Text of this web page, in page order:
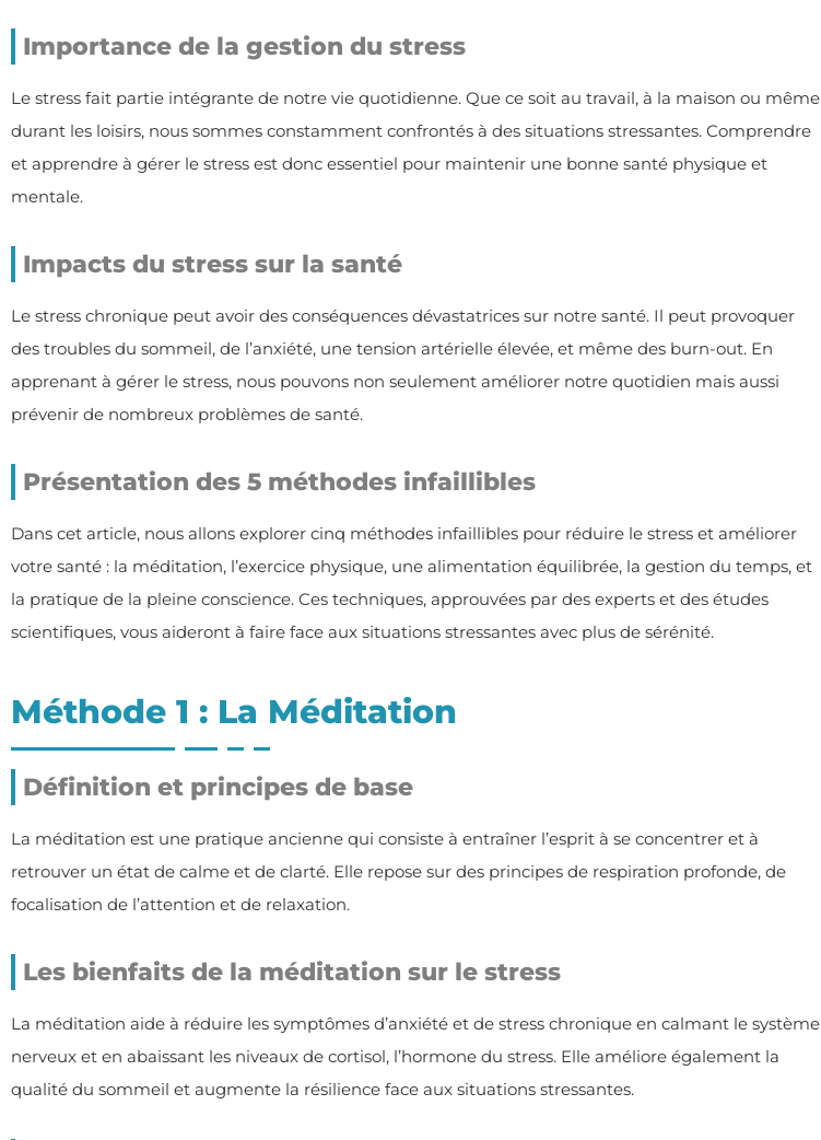
Importance de la gestion du stress
Le stress fait partie intégrante de notre vie quotidienne. Que ce soit au travail, à la maison ou même
durant les loisirs, nous sommes constamment confrontés à des situations stressantes. Comprendre
et apprendre à gérer le stress est donc essentiel pour maintenir une bonne santé physique et
mentale.
Impacts du stress sur la santé
Le stress chronique peut avoir des conséquences dévastatrices sur notre santé. Il peut provoquer
des troubles du sommeil, de l’anxiété, une tension artérielle élevée, et même des burn-out. En
apprenant à gérer le stress, nous pouvons non seulement améliorer notre quotidien mais aussi
prévenir de nombreux problèmes de santé.
Présentation des 5 méthodes infaillibles
Dans cet article, nous allons explorer cinq méthodes infaillibles pour réduire le stress et améliorer
votre santé : la méditation, l’exercice physique, une alimentation équilibrée, la gestion du temps, et
la pratique de la pleine conscience. Ces techniques, approuvées par des experts et des études
scientifiques, vous aideront à faire face aux situations stressantes avec plus de sérénité.
Méthode 1 : La Méditation
Définition et principes de base
La méditation est une pratique ancienne qui consiste à entraîner l’esprit à se concentrer et à
retrouver un état de calme et de clarté. Elle repose sur des principes de respiration profonde, de
focalisation de l’attention et de relaxation.
Les bienfaits de la méditation sur le stress
La méditation aide à réduire les symptômes d’anxiété et de stress chronique en calmant le système
nerveux et en abaissant les niveaux de cortisol, l’hormone du stress. Elle améliore également la
qualité du sommeil et augmente la résilience face aux situations stressantes.